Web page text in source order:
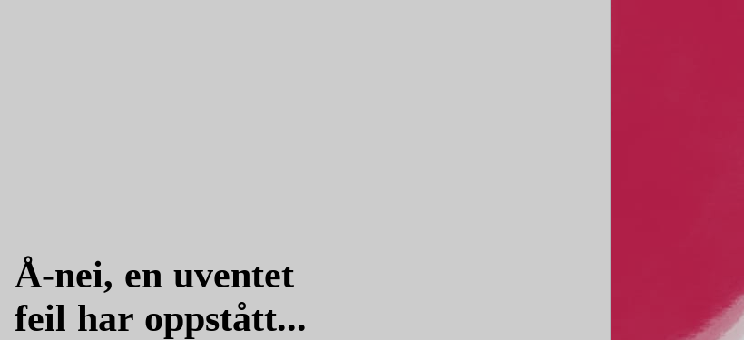
Å-nei, en uventet
feil har oppstått...